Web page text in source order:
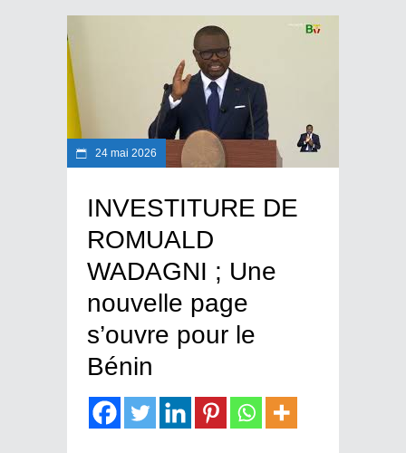
24 mai 2026
INVESTITURE DE
ROMUALD
WADAGNI ; Une
nouvelle page
s’ouvre pour le
Bénin